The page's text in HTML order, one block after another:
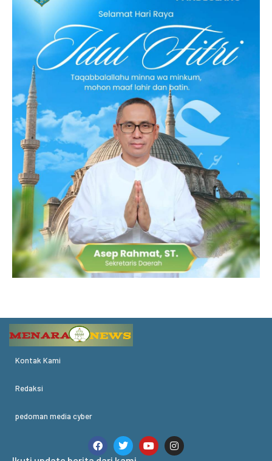
Kontak Kami
Redaksi
pedoman media cyber